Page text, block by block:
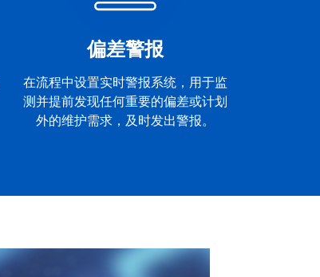
偏差警报
在流程中设置实时警报系统，用于监
测并提前发现任何重要的偏差或计划
外的维护需求，及时发出警报。